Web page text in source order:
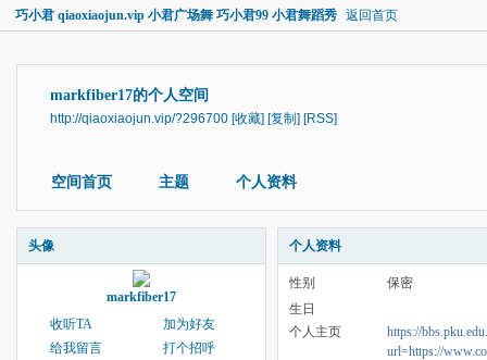
巧小君 qiaoxiaojun.vip 小君广场舞 巧小君99 小君舞蹈秀 返回首页
markfiber17的个人空间
http://qiaoxiaojun.vip/?296700 [收藏] [复制] [RSS]
空间首页 主题 个人资料
头像
markfiber17
收听TA
加为好友
给我留言
打个招呼
个人资料
性别
保密
生日
个人主页
https://
url=https://